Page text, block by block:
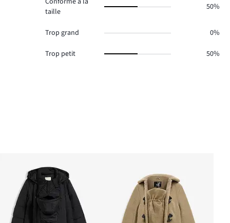
taille
50%
Trop grand 0%
Trop petit 50%